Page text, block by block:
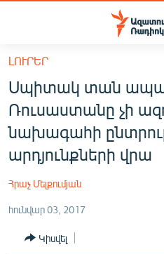
Մատչելիության
հիմնական
բովանդակությանը
Անցնել
հիմնական
մենյուին
Որոնում
ՀԱՅԱՍՏԱՆ
ՔԱՂԱՔԱԿԱՆ
ԸՆՏՐՈՒԹՅՈՒՆՆԵՐ 2026
ԼՈՒՐԵՐ
Սպիտակ տան
Ռուսաստանը չի
նախագահի
արդյունքների վրա
Հրաչ Մելքումյան
հունվար 03, 2017
Կիսվել